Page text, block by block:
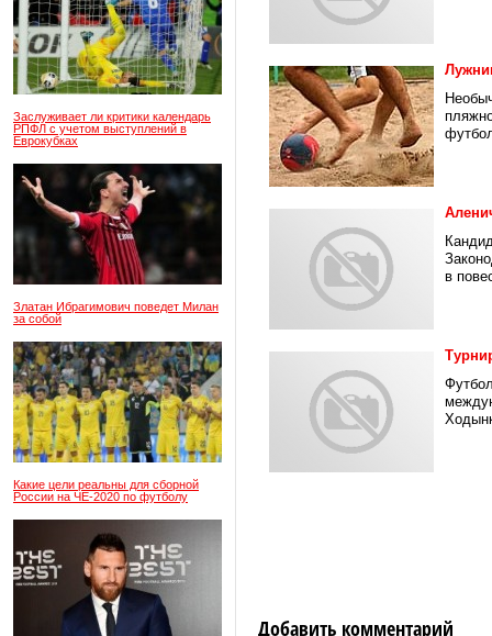
Заслуживает ли критики календарь
РПФЛ с учетом выступлений в
Еврокубках
Златан Ибрагимович поведет Милан
за собой
Какие цели реальны для сборной
России на ЧЕ-2020 по футболу
в
Добавить комментарий